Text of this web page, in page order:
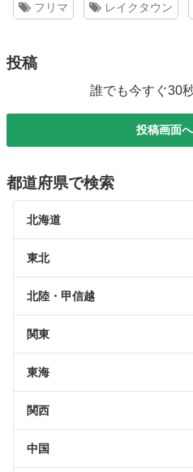
フリマ レイクタウン
投稿
誰でも今すぐ30
投稿画面
都道府県で検索
北海道
東北
北陸・甲信越
関東
東海
関西
中国